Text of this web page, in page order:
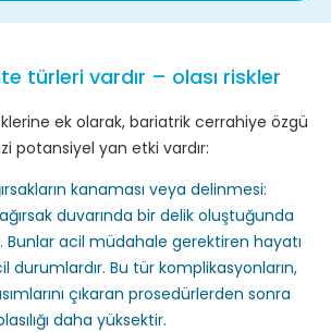
türleri vardır – olası riskler
ek olarak, bariatrik cerrahiye özgü
potansiyel yan etki vardır:
kanaması veya delinmesi:
duvarında bir delik oluştuğunda
acil müdahale gerektiren hayatı
durumlardır. Bu tür komplikasyonların,
çıkaran prosedürlerden sonra
daha yüksektir.